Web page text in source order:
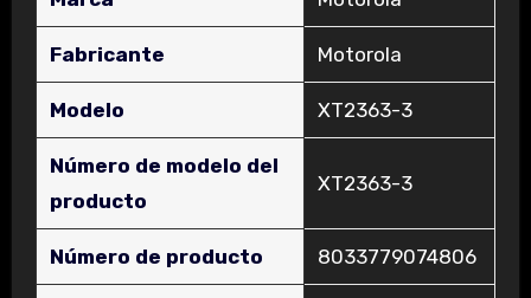
Fabricante ‎Motorola
Modelo ‎XT2363-3
Número de modelo del
producto
‎XT2363-3
Número de producto ‎8033779074806